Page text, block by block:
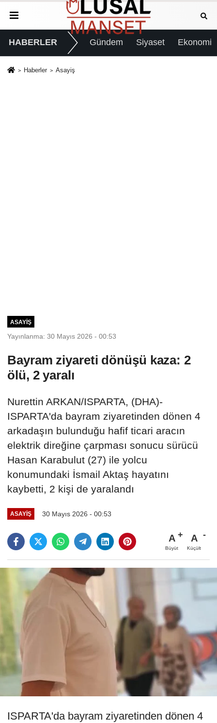
HABERLER Gündem Siyaset Ekonomi
Haberler Asayiş
ASAYIŞ
Yayınlanma: 30 Mayıs 2026 - 00:53
Bayram ziyareti dönüşü kaza: 2
ölü, 2 yaralı
Nurettin ARKAN/ISPARTA, (DHA)-
ISPARTA'da bayram ziyaretinden dönen 4
arkadaşın bulunduğu hafif ticari aracın
elektrik direğine çarpması sonucu sürücü
Hasan Karabulut (27) ile yolcu
konumundaki İsmail Aktaş hayatını
kaybetti, 2 kişi de yaralandı
ASAYIŞ 30 Mayıs 2026 - 00:53
A
Büyüt
A
Küçült
ISPARTA'da bayram ziyaretinden dönen 4